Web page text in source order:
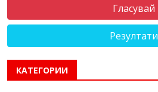
Резултати
КАТЕГОРИИ